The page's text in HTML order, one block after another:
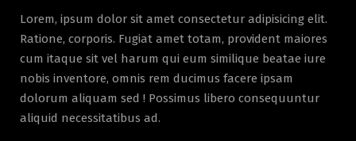
Lorem, ipsum dolor sit amet consectetur adipisicing elit.
Ratione, corporis. Fugiat amet totam, provident maiores
cum itaque sit vel harum qui eum similique beatae iure
nobis inventore, omnis rem ducimus facere ipsam
dolorum aliquam sed ! Possimus libero consequuntur
aliquid necessitatibus ad.